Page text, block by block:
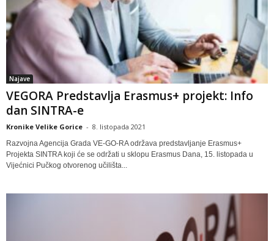
Najave
VEGORA Predstavlja Erasmus+ projekt: Info
dan SINTRA-e
Kronike Velike Gorice - 8. listopada 2021
Razvojna Agencija Grada VE-GO-RA održava predstavljanje Erasmus+
Projekta SINTRA koji će se održati u sklopu Erasmus Dana, 15. listopada u
Vijećnici Pučkog otvorenog učilišta...